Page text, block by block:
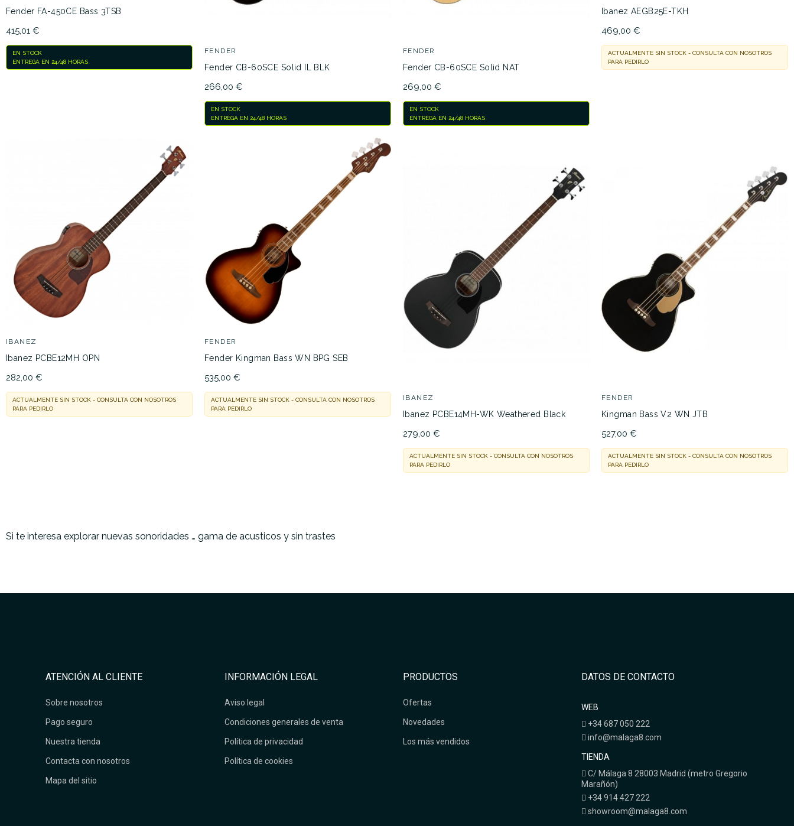
Fender FA-450CE Bass 3TSB
415,01 €
EN STOCK
ENTREGA EN 24/48 HORAS
FENDER
Fender CB-60SCE Solid IL BLK
266,00 €
EN STOCK
ENTREGA EN 24/48 HORAS
FENDER
Fender CB-60SCE Solid NAT
269,00 €
EN STOCK
ENTREGA EN 24/48 HORAS
Ibanez AEGB25E-TKH
469,00 €
ACTUALMENTE SIN STOCK - CONSULTA CON NOSOTROS
PARA PEDIRLO
IBANEZ
Ibanez PCBE12MH OPN
282,00 €
ACTUALMENTE SIN STOCK - CONSULTA CON NOSOTROS
PARA PEDIRLO
FENDER
Fender Kingman Bass WN BPG SEB
535,00 €
ACTUALMENTE SIN STOCK - CONSULTA CON NOSOTROS
PARA PEDIRLO
IBANEZ
Ibanez PCBE14MH-WK Weathered Black
279,00 €
ACTUALMENTE SIN STOCK - CONSULTA CON NOSOTROS
PARA PEDIRLO
FENDER
Kingman Bass V2 WN JTB
527,00 €
ACTUALMENTE SIN STOCK - CONSULTA CON NOSOTROS
PARA PEDIRLO
Si te interesa explorar nuevas sonoridades … gama de acusticos y sin trastes
ATENCIÓN AL CLIENTE
Sobre nosotros
Pago seguro
Nuestra tienda
Contacta con nosotros
Mapa del sitio
INFORMACIÓN LEGAL
Aviso legal
Condiciones generales de venta
Política de privacidad
Política de cookies
PRODUCTOS
Ofertas
Novedades
Los más vendidos
DATOS DE CONTACTO
WEB
+34 687 050 222
info@malaga8.com
TIENDA
C/ Málaga 8 28003 Madrid (metro Gregorio
Marañón)
+34 914 427 222
showroom@malaga8.com